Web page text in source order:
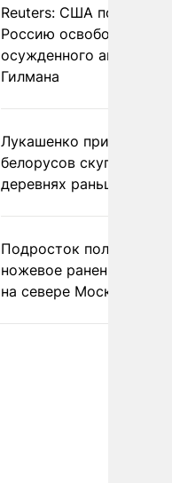
Reuters: США
Россию освободить
осужденного
Гилмана
Лукашенко призвал
белорусов скупать
деревнях раньше
Подросток получил
ножевое ранение в
на севере Москвы